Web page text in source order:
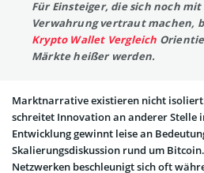
Für Einsteiger, die sich noch
Verwahrung vertraut machen,
Krypto Wallet Vergleich
Märkte heißer werden.
Marktnarrative existieren nicht
schreitet Innovation an anderer Stelle
Entwicklung gewinnt leise an
Skalierungsdiskussion rund um
Netzwerken beschleunigt sich oft